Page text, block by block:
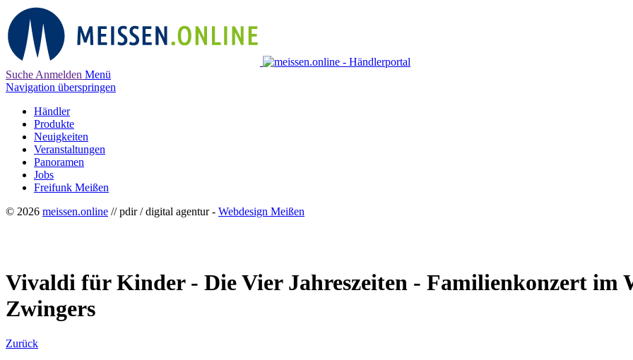
Suche Anmelden Menü
Navigation überspringen
Händler
Produkte
Neuigkeiten
Veranstaltungen
Panoramen
Jobs
Freifunk Meißen
© 2026 meissen.online // pdir / digital agentur - Webdesign Meißen
Vivaldi für Kinder - Die Vier Jahreszeiten - Familienkonzert im
Zwingers
Zurück